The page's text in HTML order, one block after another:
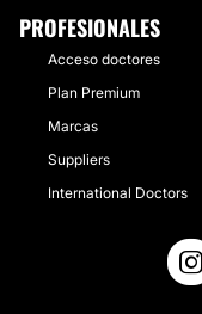
PROFESIONALES
Acceso doctores
Plan Premium
Marcas
Suppliers
International Doctors